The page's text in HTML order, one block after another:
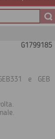
G1799185
GEB331 e GEB